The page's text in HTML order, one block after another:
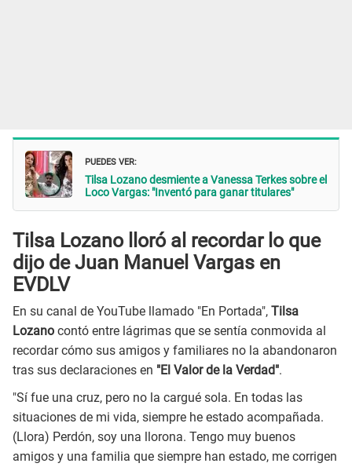
PUEDES VER:
Tilsa Lozano desmiente a Vanessa Terkes sobre el
Loco Vargas: "Inventó para ganar titulares"
Tilsa Lozano lloró al recordar lo que
dijo de Juan Manuel Vargas en
EVDLV
En su canal de YouTube llamado "En Portada", Tilsa
Lozano contó entre lágrimas que se sentía conmovida al
recordar cómo sus amigos y familiares no la abandonaron
tras sus declaraciones en "El Valor de la Verdad".
"Sí fue una cruz, pero no la cargué sola. En todas las
situaciones de mi vida, siempre he estado acompañada.
(Llora) Perdón, soy una llorona. Tengo muy buenos
amigos y una familia que siempre han estado, me corrigen